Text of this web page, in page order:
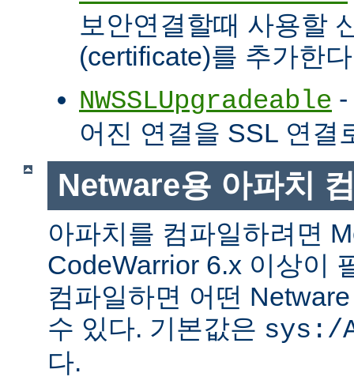
보안연결할때 사용할
(certificate)를 추가한
NWSSLUpgradeable
어진 연결을 SSL 연결
Netware용 아파치
아파치를 컴파일하려면
CodeWarrior 6.x 이상이
컴파일하면 어떤
수 있다. 기본값은 sys:/
다.